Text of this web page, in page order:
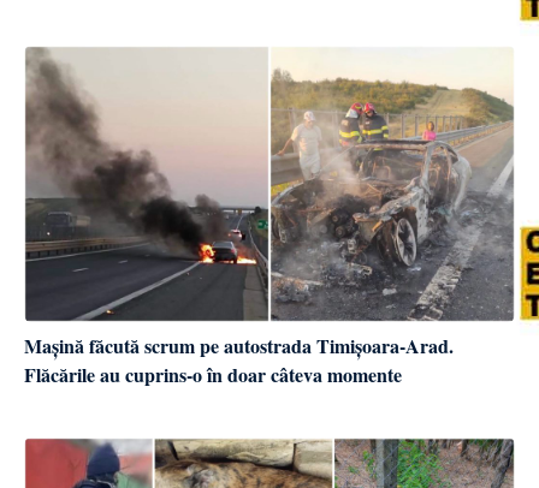
Mașină făcută scrum pe autostrada Timișoara-Arad.
Flăcările au cuprins-o în doar câteva momente